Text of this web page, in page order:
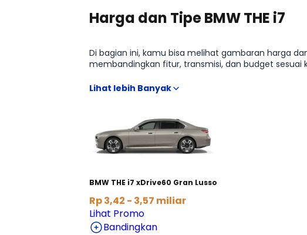
Harga dan Tipe BMW THE i7
Di bagian ini, kamu bisa melihat gambaran harga
membandingkan fitur, transmisi, dan budget sesuai
banyak sumber.
BMW THE i7 xDrive60 Gran Lusso
Rp 3,42 - 3,57 miliar
Lihat Promo
Bandingkan